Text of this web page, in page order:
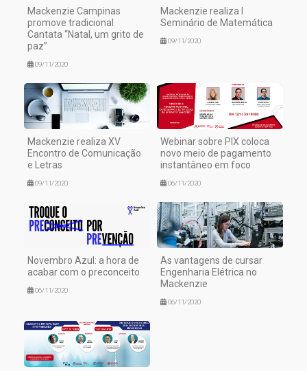
Mackenzie Campinas
promove tradicional
Cantata “Natal, um grito de
paz”
09/11/2020
Mackenzie realiza I
Seminário de Matemática
09/11/2020
Mackenzie realiza XV
Encontro de Comunicação
e Letras
09/11/2020
Webinar sobre PIX coloca
novo meio de pagamento
instantâneo em foco
06/11/2020
Novembro Azul: a hora de
acabar com o preconceito
06/11/2020
As vantagens de cursar
Engenharia Elétrica no
Mackenzie
06/11/2020